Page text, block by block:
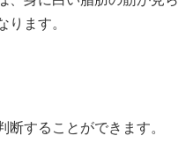
ります。
することができます。